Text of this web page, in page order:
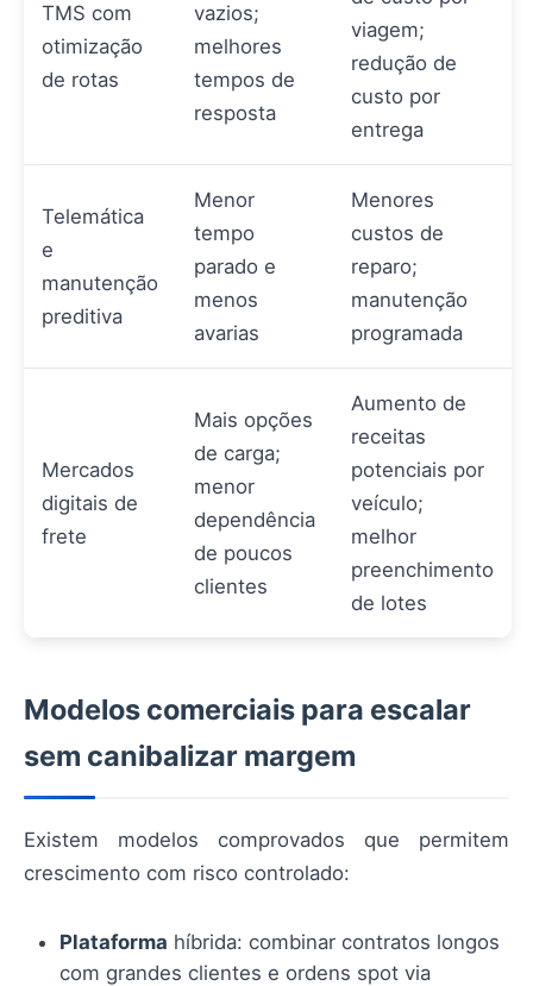
TMS com
otimização
de rotas
vazios;
melhores
tempos de
resposta
viagem;
redução de
custo por
entrega
Telemática
e
manutenção
preditiva
Menor
tempo
parado e
menos
avarias
Menores
custos de
reparo;
manutenção
programada
Mercados
digitais de
frete
Mais opções
de carga;
menor
dependência
de poucos
clientes
Aumento de
receitas
potenciais por
veículo;
melhor
preenchimento
de lotes
Modelos comerciais para escalar
sem canibalizar margem
Existem modelos comprovados que permitem
crescimento com risco controlado:
Plataforma híbrida: combinar contratos longos
com grandes clientes e ordens spot via